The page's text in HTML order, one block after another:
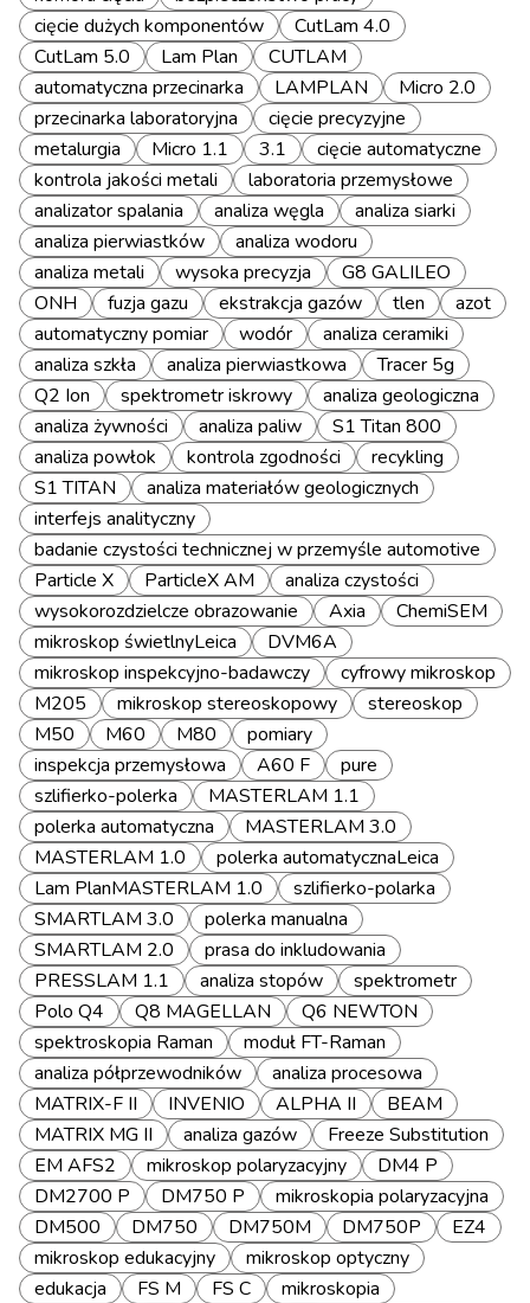
cięcie dużych komponentów
CutLam 4.0
CutLam 5.0
Lam Plan
CUTLAM
automatyczna przecinarka
LAMPLAN
Micro 2.0
przecinarka laboratoryjna
cięcie precyzyjne
metalurgia
Micro 1.1 3.1
cięcie automatyczne
kontrola jakości metali
laboratoria przemysłowe
analizator spalania
analiza węgla
analiza siarki
analiza pierwiastków
analiza wodoru
analiza metali
wysoka precyzja
G8 GALILEO
ONH
fuzja gazu ekstrakcja gazów tlen
azot
automatyczny pomiar
wodór
analiza ceramiki
analiza szkła
analiza pierwiastkowa
Tracer 5g
Q2 Ion
spektrometr iskrowy
analiza geologiczna
analiza żywności
analiza paliw
S1 Titan 800
analiza powłok
kontrola zgodności
recykling
S1 TITAN
analiza materiałów geologicznych
interfejs analityczny
badanie czystości technicznej w przemyśle automotive
Particle X
ParticleX AM
analiza czystości
wysokorozdzielcze obrazowanie
Axia
ChemiSEM
mikroskop świetlnyLeica
DVM6A
mikroskop inspekcyjno-badawczy
cyfrowy mikroskop
M205
mikroskop stereoskopowy
stereoskop
M50
M60 M80
pomiary
inspekcja przemysłowa
A60 F
pure
szlifierko-polerka
MASTERLAM 1.1
polerka automatyczna
MASTERLAM 3.0
MASTERLAM 1.0
polerka automatycznaLeica
Lam PlanMASTERLAM 1.0
szlifierko-polarka
SMARTLAM 3.0
polerka manualna
SMARTLAM 2.0
prasa do inkludowania
PRESSLAM 1.1
analiza stopów
spektrometr
Polo Q4
Q8 MAGELLAN
Q6 NEWTON
spektroskopia Raman
moduł FT-Raman
analiza półprzewodników
analiza procesowa
MATRIX-F II
INVENIO ALPHA II
BEAM
MATRIX MG II
analiza gazów
Freeze Substitution
EM AFS2
mikroskop polaryzacyjny
DM4 P
DM2700 P
DM750 P
mikroskopia polaryzacyjna
DM500
DM750 DM750M DM750P
EZ4
mikroskop edukacyjny
mikroskop optyczny
edukacja
FS M FS C
mikroskopia